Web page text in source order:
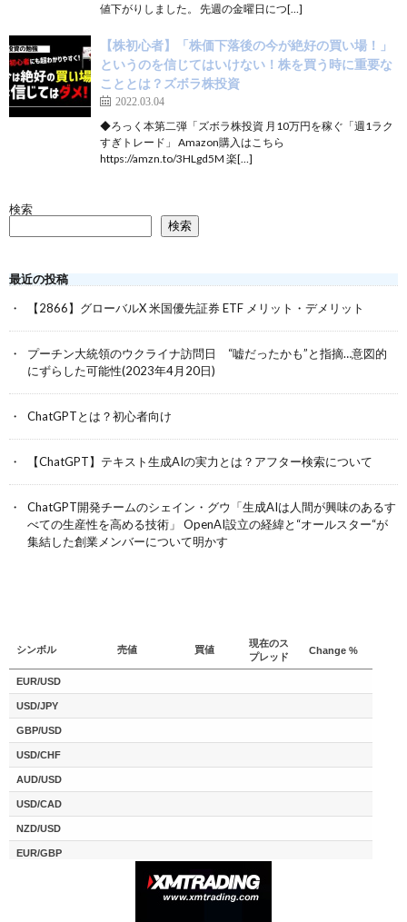
値下がりしました。 先週の金曜日につ[…]
【株初心者】「株価下落後の今が絶好の買い場！」
というのを信じてはいけない！株を買う時に重要な
こととは？ズボラ株投資
2022.03.04
◆ろっく本第二弾「ズボラ株投資 月10万円を稼ぐ「週1ラク
すぎトレード」 Amazon購入はこちら
https://amzn.to/3HLgd5M 楽[…]
検索
検索
最近の投稿
【2866】グローバルX 米国優先証券 ETF メリット・デメリット
プーチン大統領のウクライナ訪問日 “嘘だったかも”と指摘…意図的
にずらした可能性(2023年4月20日)
ChatGPTとは？初心者向け
【ChatGPT】テキスト生成AIの実力とは？アフター検索について
ChatGPT開発チームのシェイン・グウ「生成AIは人間が興味のあるす
べての生産性を高める技術」 OpenAI設立の経緯と“オールスター“が
集結した創業メンバーについて明かす